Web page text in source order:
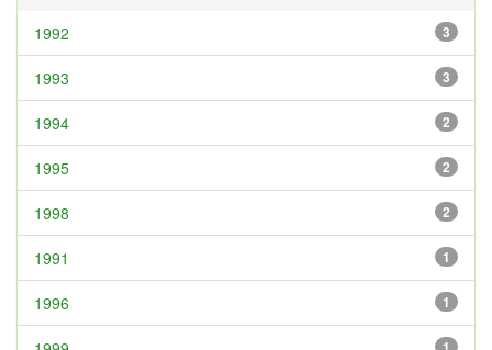
3
1992
3
1993
2
1994
2
1995
2
1998
1
1991
1
1996